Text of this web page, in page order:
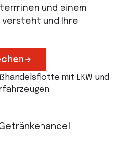
und einem
versteht und Ihre